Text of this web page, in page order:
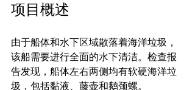
项目概述
由于船体和水下区域散落着海洋垃圾，
该船需要进行全面的水下清洁。检查报
告发现，船体左右两侧均有软硬海洋垃
圾，包括黏液、藤壶和鹅颈螺。